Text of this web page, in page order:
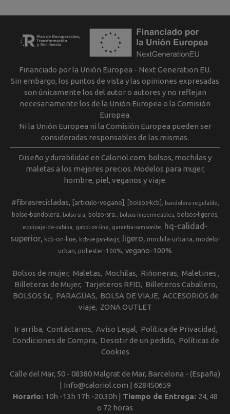
Financiado por la Unión Europea - Next Generation EU.
Sin embargo, los puntos de vista y las opiniones expresadas
son únicamente los del autor o autores y no reflejan
necesariamente los de la Unión Europea o la Comisión
Europea.
Ni la Unión Europea ni la Comisión Europea pueden ser
consideradas responsables de las mismas.
Diseño y durabilidad en Caloriol.com: bolsos, mochilas y
maletas a los mejores precios. Modelos para mujer,
hombre, piel, veganos y viaje.
#fibrasrecicladas [articulo-vegano] [bolsos-kcb] bandolera-regulable
bolso-bandolera bolso-sra bolso-sra. bolsos-impermeables bolsos-ligeros
equipaje-de-cabina gabol-on-line garantia-samsonite
hq-calidad-
superior
kcb-on-line kcb-vegan-bags ligero mochila-urbana
modelo-
urban
poliester-100% vegano-100%
Bolsos de mujer Maletas Mochilas Riñoneras Maletines
Billeteras de Mujer Tarjeteros RFID
Billeteros Caballero
BOLSOS Sr.
PARAGÜAS BOLSA DE VIAJE ACCESORIOS de
viaje
ZONA OUTLET
Ir arriba Contáctanos Aviso Legal
Política de Privacidad
Condiciones de Compra
Desistir de un pedido
Políticas de
Cookies
Calle del Mar, 50 - 08380 Malgrat de Mar, Barcelona - (España)
| Info@caloriol.com | 628450659
Horario: 10h -13h 17h -20.30h | Tiempo de Entrega: 24, 48
o 72 horas